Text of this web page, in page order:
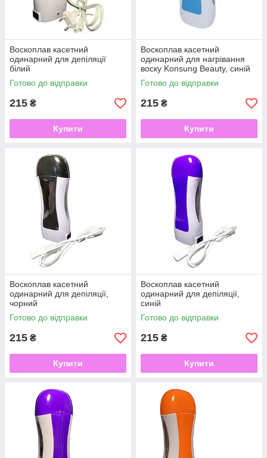
Воскоплав касетний
одинарний для депіляції
білий
Готово до відправки
215 ₴
Купити
Воскоплав касетний
одинарний для нагрівання
воску Konsung Beauty, синій
Готово до відправки
215 ₴
Купити
Воскоплав касетний
одинарний для депіляції,
чорний
Готово до відправки
215 ₴
Купити
Воскоплав касетний
одинарний для депіляції,
синій
Готово до відправки
215 ₴
Купити